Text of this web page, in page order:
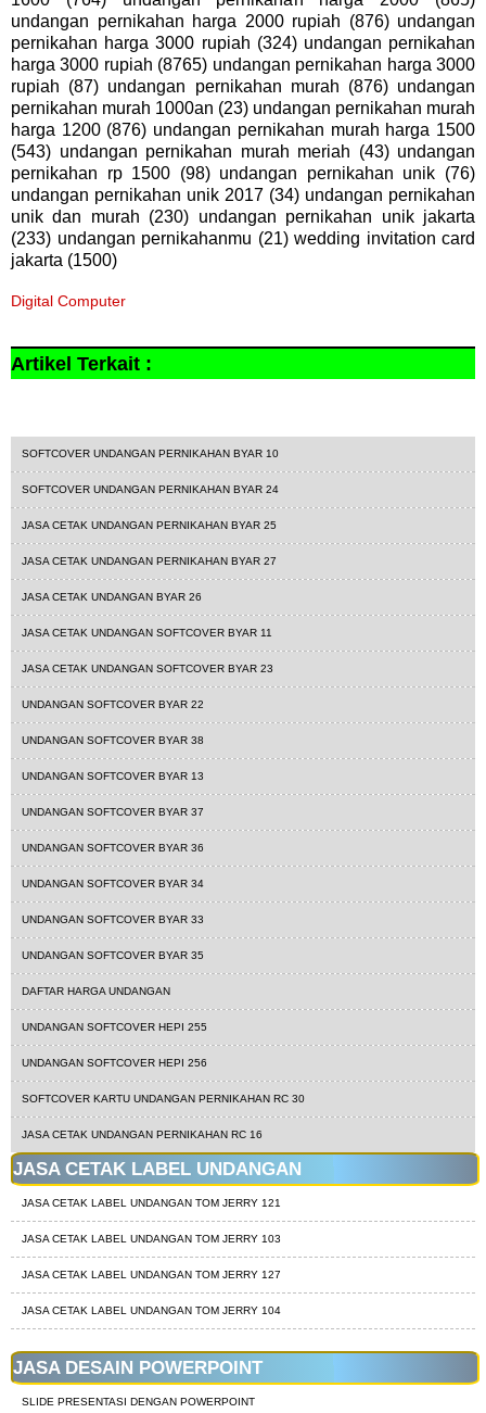
undangan pernikahan harga 2000 rupiah (876) undangan
pernikahan harga 3000 rupiah (324) undangan pernikahan
harga 3000 rupiah (8765) undangan pernikahan harga 3000
rupiah (87) undangan pernikahan murah (876) undangan
pernikahan murah 1000an (23) undangan pernikahan murah
harga 1200 (876) undangan pernikahan murah harga 1500
(543) undangan pernikahan murah meriah (43) undangan
pernikahan rp 1500 (98) undangan pernikahan unik (76)
undangan pernikahan unik 2017 (34) undangan pernikahan
unik dan murah (230) undangan pernikahan unik jakarta
(233) undangan pernikahanmu (21) wedding invitation card
jakarta (1500)
Digital Computer
Artikel Terkait :
SOFTCOVER UNDANGAN PERNIKAHAN BYAR 10
SOFTCOVER UNDANGAN PERNIKAHAN BYAR 24
JASA CETAK UNDANGAN PERNIKAHAN BYAR 25
JASA CETAK UNDANGAN PERNIKAHAN BYAR 27
JASA CETAK UNDANGAN BYAR 26
JASA CETAK UNDANGAN SOFTCOVER BYAR 11
JASA CETAK UNDANGAN SOFTCOVER BYAR 23
UNDANGAN SOFTCOVER BYAR 22
UNDANGAN SOFTCOVER BYAR 38
UNDANGAN SOFTCOVER BYAR 13
UNDANGAN SOFTCOVER BYAR 37
UNDANGAN SOFTCOVER BYAR 36
UNDANGAN SOFTCOVER BYAR 34
UNDANGAN SOFTCOVER BYAR 33
UNDANGAN SOFTCOVER BYAR 35
DAFTAR HARGA UNDANGAN
UNDANGAN SOFTCOVER HEPI 255
UNDANGAN SOFTCOVER HEPI 256
SOFTCOVER KARTU UNDANGAN PERNIKAHAN RC 30
JASA CETAK UNDANGAN PERNIKAHAN RC 16
JASA CETAK LABEL UNDANGAN
JASA CETAK LABEL UNDANGAN TOM JERRY 121
JASA CETAK LABEL UNDANGAN TOM JERRY 103
JASA CETAK LABEL UNDANGAN TOM JERRY 127
JASA CETAK LABEL UNDANGAN TOM JERRY 104
JASA DESAIN POWERPOINT
SLIDE PRESENTASI DENGAN POWERPOINT